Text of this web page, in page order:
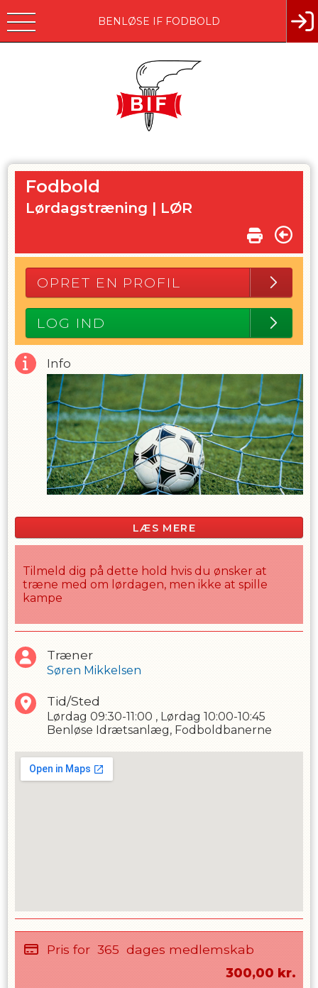
BENLØSE IF FODBOLD
Fodbold
Lørdagstræning | LØR
OPRET EN PROFIL
LOG IND
Info
LÆS MERE
Tilmeld dig på dette hold hvis du ønsker at
træne med om lørdagen, men ikke at spille
kampe
Træner
Søren Mikkelsen
Tid/Sted
Lørdag 09:30-11:00 , Lørdag 10:00-10:45
Benløse Idrætsanlæg, Fodboldbanerne
Pris for 365 dages medlemskab
300,00 kr.